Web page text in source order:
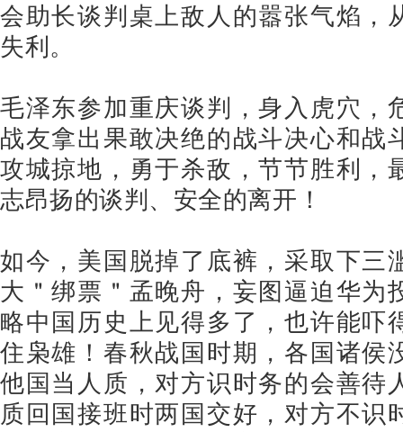
会助长谈判桌上敌人的嚣张气焰，
失利。
毛泽东参加重庆谈判，身入虎穴，
战友拿出果敢决绝的战斗决心和战
攻城掠地，勇于杀敌，节节胜利，
志昂扬的谈判、安全的离开！
如今，美国脱掉了底裤，采取下三
大＂绑票＂孟晚舟，妄图逼迫华为
略中国历史上见得多了，也许能吓
住枭雄！春秋战国时期，各国诸侯
他国当人质，对方识时务的会善待
质回国接班时两国交好，对方不识